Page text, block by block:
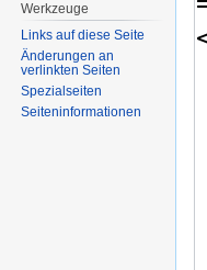
Werkzeuge
Links auf diese Seite
Änderungen an
verlinkten Seiten
Spezialseiten
Seiten­informationen